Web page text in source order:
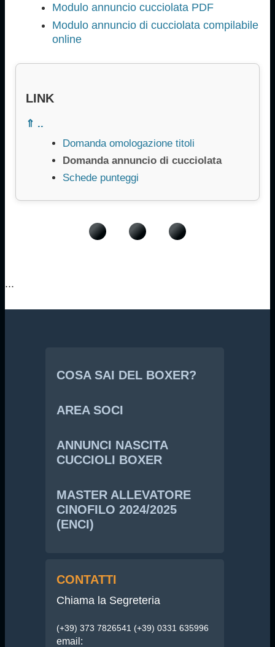
Modulo annuncio cucciolata PDF
Modulo annuncio di cucciolata compilabile
online
LINK
⇑ ..
Domanda omologazione titoli
Domanda annuncio di cucciolata
Schede punteggi
...
COSA SAI DEL BOXER?
AREA SOCI
ANNUNCI NASCITA
CUCCIOLI BOXER
MASTER ALLEVATORE
CINOFILO 2024/2025
(ENCI)
CONTATTI
Chiama la Segreteria
(+39) 373 7826541 (+39) 0331 635996
email: